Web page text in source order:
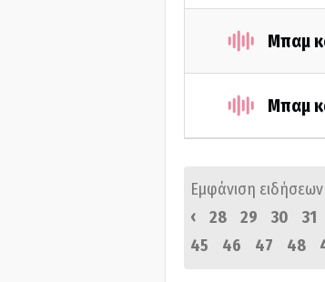
Μπαμ
Μπαμ
Εμφάνιση ειδήσεων
‹
28 29 30 31
45
46 47 48